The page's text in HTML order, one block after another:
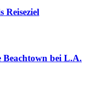
Reiseziel
Beachtown bei L.A.